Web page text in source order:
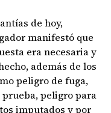
de hoy,
manifestó que
era necesaria y
además de los
peligro de fuga,
peligro para
imputados y por